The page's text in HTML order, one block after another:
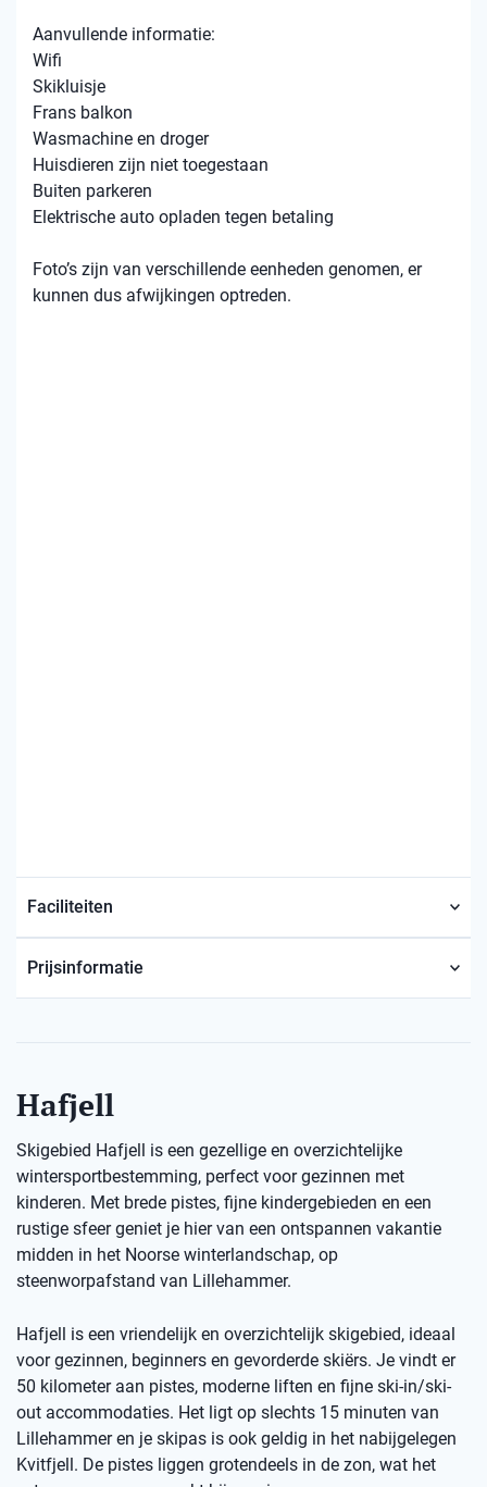
Aanvullende informatie:
Wifi
Skikluisje
Frans balkon
Wasmachine en droger
Huisdieren zijn niet toegestaan
Buiten parkeren
Elektrische auto opladen tegen betaling
Foto’s zijn van verschillende eenheden genomen, er
kunnen dus afwijkingen optreden.
Faciliteiten
Prijsinformatie
Hafjell
Skigebied Hafjell is een gezellige en overzichtelijke
wintersportbestemming, perfect voor gezinnen met
kinderen. Met brede pistes, fijne kindergebieden en een
rustige sfeer geniet je hier van een ontspannen vakantie
midden in het Noorse winterlandschap, op
steenworpafstand van Lillehammer.
Hafjell is een vriendelijk en overzichtelijk skigebied, ideaal
voor gezinnen, beginners en gevorderde skiërs. Je vindt er
50 kilometer aan pistes, moderne liften en fijne ski-in/ski-
out accommodaties. Het ligt op slechts 15 minuten van
Lillehammer en je skipas is ook geldig in het nabijgelegen
Kvitfjell. De pistes liggen grotendeels in de zon, wat het